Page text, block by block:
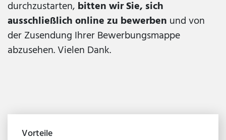
durchzustarten, bitten wir Sie, sich
ausschließlich online zu bewerben und von
der Zusendung Ihrer Bewerbungsmappe
abzusehen. Vielen Dank.
Vorteile